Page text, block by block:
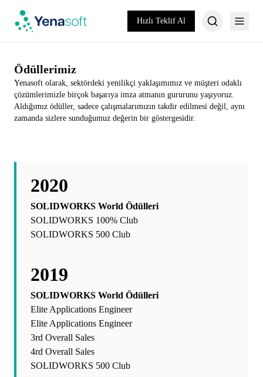
Hızlı Teklif Al
Ödüllerimiz
Yenasoft olarak, sektördeki yenilikçi yaklaşımımız ve müşteri odaklı
çözümlerimizle birçok başarıya imza atmanın gururunu yaşıyoruz.
Aldığımız ödüller, sadece çalışmalarımızın takdir edilmesi değil, aynı
zamanda sizlere sunduğumuz değerin bir göstergesidir.
2020
SOLIDWORKS World Ödülleri
SOLIDWORKS 100% Club
SOLIDWORKS 500 Club
2019
SOLIDWORKS World Ödülleri
Elite Applications Engineer
Elite Applications Engineer
3rd Overall Sales
4rd Overall Sales
SOLIDWORKS 500 Club